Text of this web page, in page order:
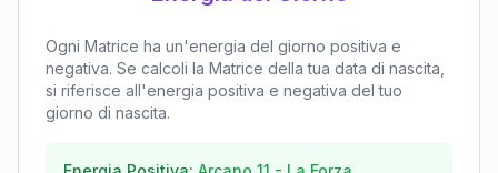
Ogni Matrice ha un'energia del giorno positiva e
negativa. Se calcoli la Matrice della tua data di nascita,
si riferisce all'energia positiva e negativa del tuo
giorno di nascita.